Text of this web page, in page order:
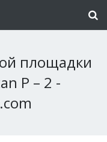
площадки
P – 2 -